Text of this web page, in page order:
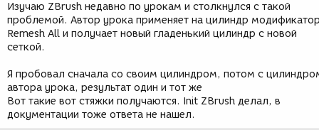
и
я
Изучаю ZBrush недавно по урокам и столкнулся с такой
проблемой. Автор урока применяет на цилиндр
Remesh All и получает новый гладенький цилиндр с новой
сеткой.
Я пробовал сначала со своим цилиндром, потом с
автора урока, результат один и тот же
Вот такие вот стяжки получаются. Init ZBrush делал, в
документации тоже ответа не нашел.